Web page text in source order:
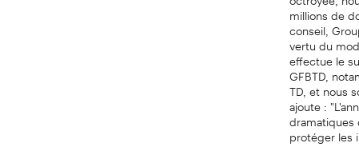
millions de
conseil,
vertu du
effectue le
GFBTD,
TD, et nous
ajoute :
dramatiques
protéger les